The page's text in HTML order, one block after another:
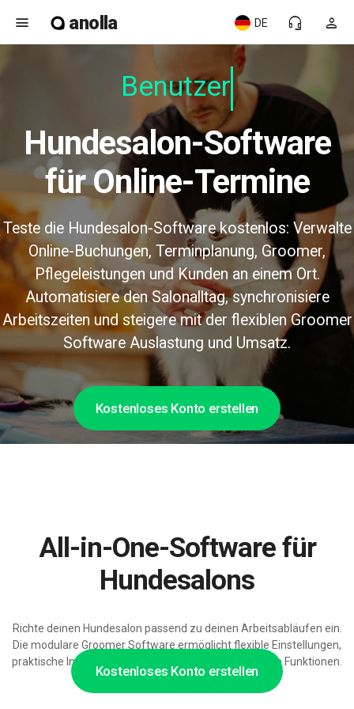
menu anolla person
headset_mic
DE
Benutzerf
Hundesalon-Software
für Online-Termine
Teste die Hundesalon-Software kostenlos: Verwalte
Online-Buchungen, Terminplanung, Groomer,
Pflegeleistungen und Kunden an einem Ort.
Automatisiere den Salonalltag, synchronisiere
Arbeitszeiten und steigere mit der flexiblen Groomer
Software Auslastung und Umsatz.
Kostenloses Konto erstellen
Kostenloses Konto erstellen
All-in-One-Software für
Hundesalons
Richte deinen Hundesalon passend zu deinen Arbeitsabläufen ein.
Die modulare Groomer Software ermöglicht flexible Einstellungen,
praktische Integrationen und zunehmend KI-gestützte Funktionen.